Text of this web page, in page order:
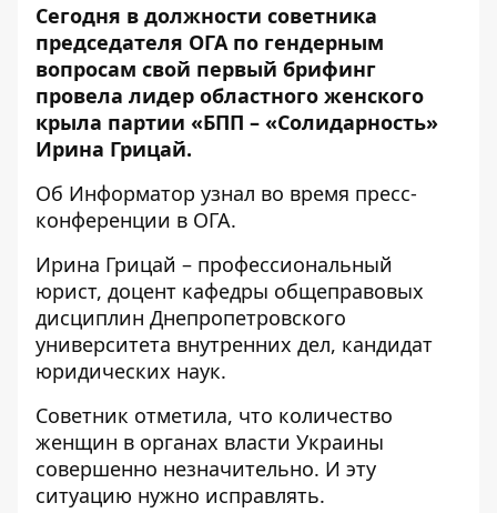
Сегодня в должности советника
председателя ОГА по гендерным
вопросам свой первый брифинг
провела лидер областного женского
крыла партии «БПП – «Солидарность»
Ирина Грицай.
Об Информатор узнал во время пресс-
конференции в ОГА.
Ирина Грицай – профессиональный
юрист, доцент кафедры общеправовых
дисциплин Днепропетровского
университета внутренних дел, кандидат
юридических наук.
Советник отметила, что количество
женщин в органах власти Украины
совершенно незначительно. И эту
ситуацию нужно исправлять.